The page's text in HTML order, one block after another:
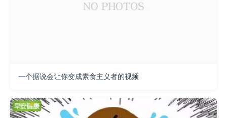
一个据说会让你变成素食主义者的视频